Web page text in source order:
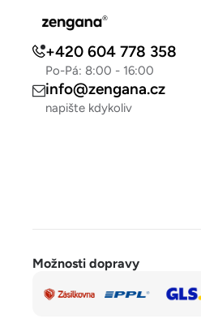
+420 604 778 358
Po-Pá: 8:00 - 16:00
info@zengana.cz
napište kdykoliv
Možnosti dopravy